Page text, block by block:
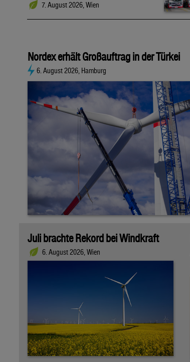
7. August 2026, Wien
Nordex erhält Großauftrag in der Türkei
6. August 2026, Hamburg
Juli brachte Rekord bei Windkraft
6. August 2026, Wien